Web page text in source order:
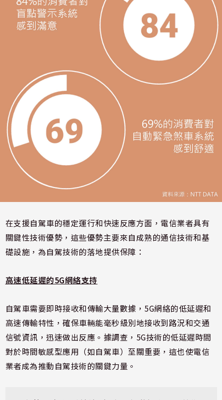
在支援自駕車的穩定運行和快速反應方面，電信業者具有
關鍵性技術優勢，這些優勢主要來自成熟的通信技術和基
礎設施，為自駕技術的落地提供保障：
高速低延遲的5G網絡支持
自駕車需要即時接收和傳輸大量數據，5G網絡的低延遲和
高速傳輸特性，確保車輛能毫秒級別地接收到路況和交通
信號資訊，迅速做出反應。據調查，5G技術的低延遲時間
對於時間敏感型應用（如自駕車）至關重要，這也使電信
業者成為推動自駕技術的關鍵力量。